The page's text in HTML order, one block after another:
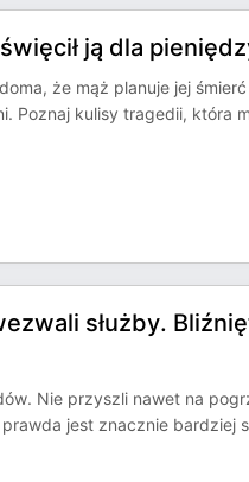
ją dla
że mąż planuje jej
Poznaj kulisy tragedii, która
służby.
Nie przyszli nawet na
jest znacznie bardziej